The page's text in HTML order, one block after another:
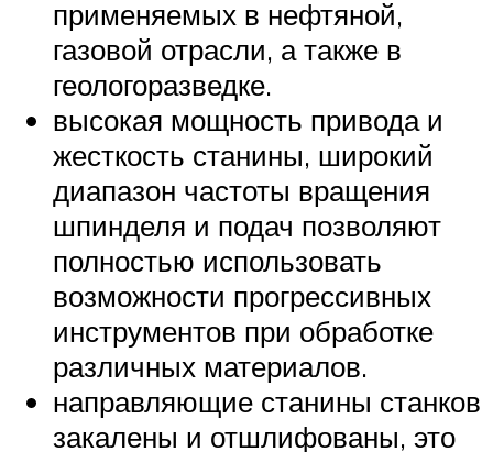
применяемых в нефтяной,
газовой отрасли, а также в
геологоразведке.
высокая мощность привода и
жесткость станины, широкий
диапазон частоты вращения
шпинделя и подач позволяют
полностью использовать
возможности прогрессивных
инструментов при обработке
различных материалов.
направляющие станины станков
закалены и отшлифованы, это